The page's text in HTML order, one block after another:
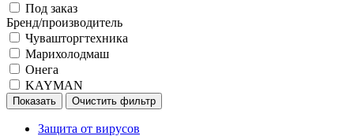
Под заказ
Бренд/производитель
Чувашторгтехника
Марихолодмаш
Онега
KAYMAN
Защита от вирусов